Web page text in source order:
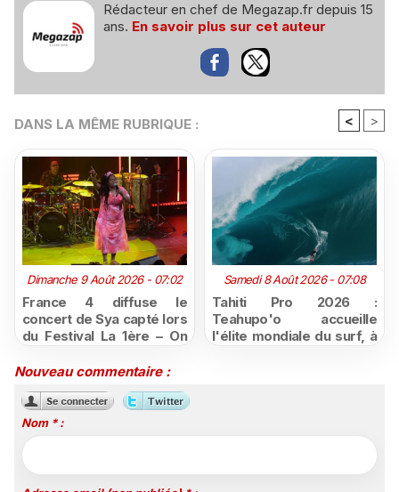
Rédacteur en chef de Megazap.fr depuis 15
ans. En savoir plus sur cet auteur
DANS LA MÊME RUBRIQUE : < >
Dimanche 9 Août 2026 - 07:02
France 4 diffuse le
concert de Sya capté lors
du Festival La 1ère – On
Samedi 8 Août 2026 - 07:08
Tahiti Pro 2026 :
Teahupo'o accueille
l'élite mondiale du surf, à
Nouveau commentaire :
Nom * :